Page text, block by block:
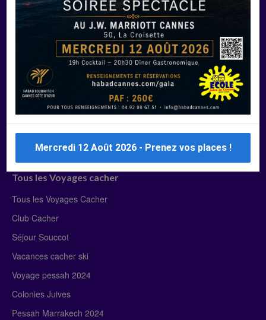
Manger Cacher
Liste des restaurants cacher
Restaurants cacher à Paris
Restaurants cacher à Deauville
Restaurants cacher à Lyon
Restaurants cacher à Marseille
Restaurants cacher Dubaï
Tous les Voyages cacher
Tous les Voyages Cacher
Club Cacher
Séjour Souccot
Vacances cacher ski
Voyage pessah 2024
Colonies Juives
Pessah Marrakech 2024
Mercredi 12 Août 2026 - Prenez vos places !